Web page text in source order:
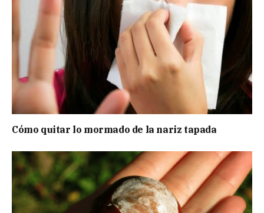
Cómo quitar lo mormado de la nariz tapada